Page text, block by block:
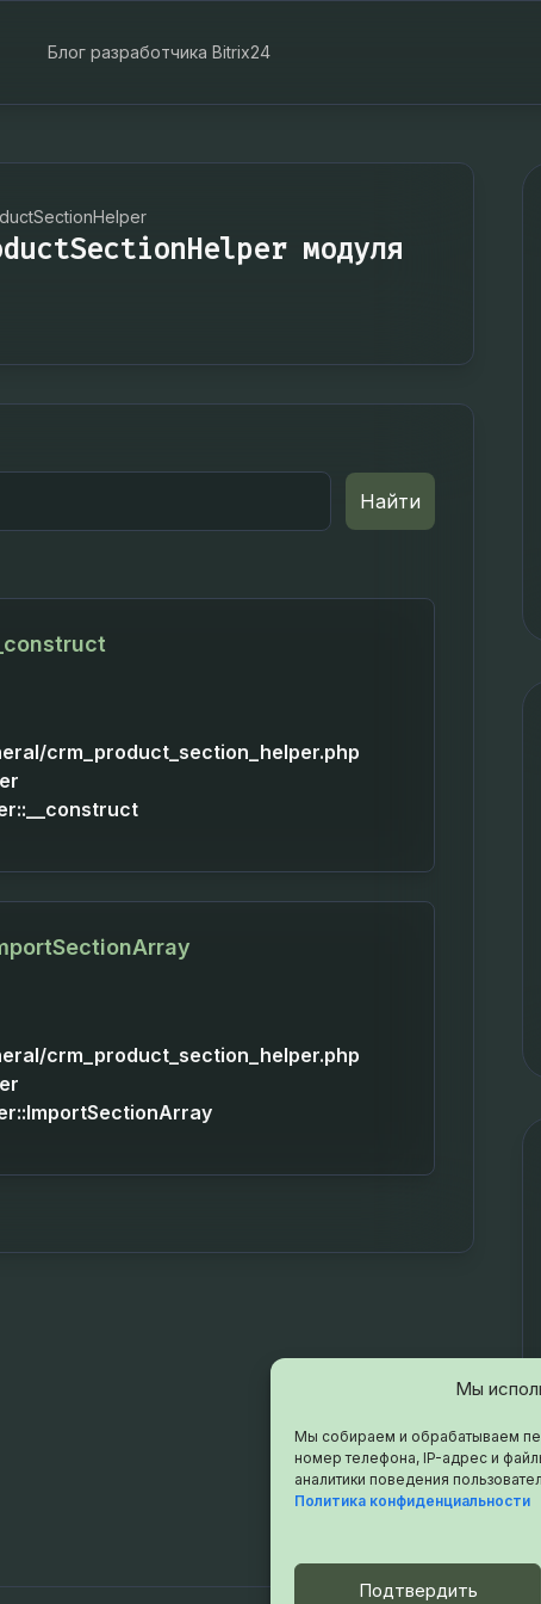
Мы
Мы собираем и обрабатываем
номер телефона, IP-адрес и
аналитики поведения
Политика конфиденциальности
Подтвердить
Блог разработчика Bitrix24
модуля
Найти
crm_product_section_helper.php
crm_product_section_helper.php